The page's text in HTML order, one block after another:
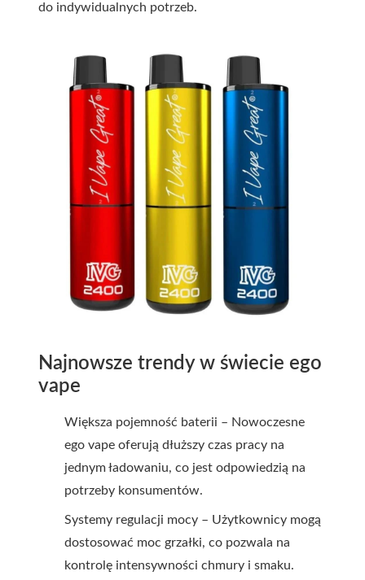
do indywidualnych potrzeb.
Najnowsze trendy w świecie ego
vape
Większa pojemność baterii – Nowoczesne
ego vape oferują dłuższy czas pracy na
jednym ładowaniu, co jest odpowiedzią na
potrzeby konsumentów.
Systemy regulacji mocy – Użytkownicy mogą
dostosować moc grzałki, co pozwala na
kontrolę intensywności chmury i smaku.